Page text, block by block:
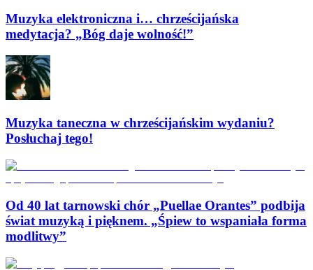
Muzyka elektroniczna i… chrześcijańska
medytacja? „Bóg daje wolność!”
Muzyka taneczna w chrześcijańskim wydaniu?
Posłuchaj tego!
Od 40 lat tarnowski chór „Puellae Orantes” podbija
świat muzyką i pięknem. „Śpiew to wspaniała forma
modlitwy”